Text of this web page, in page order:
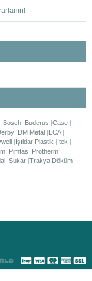
Bosch Buderus Case
DM Metal ECA
Işıldar Plastik
İtek
Pimtaş
Protherm
Sukar Trakya Döküm